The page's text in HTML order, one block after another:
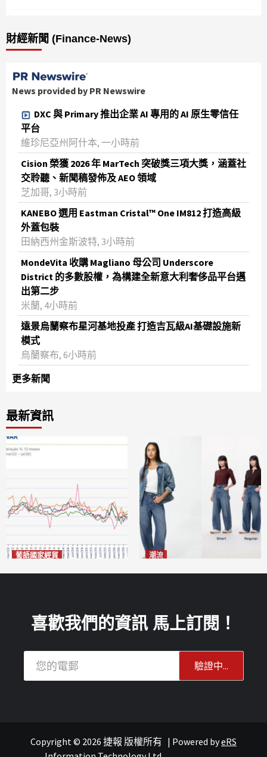
財經新聞 (Finance-News)
News provided by PR Newswire
DXC 與 Primary 推出企業 AI 專用的 AI 原生零信任
平台
維珍尼亞州阿什本, 一小時前
Cision 榮獲 2026 年 MarTech 突破獎三項大獎，涵蓋社
交聆聽、新聞稿發佈及 AEO 領域
芝加哥, 3小時前
KANEBO 選用 Eastman Cristal™ One IM812 打造高級
外蓋包裝
田納西州金斯波特, 3小時前
MondeVita 收購 Magliano 母公司 Underscore
District 的多數股權，為構建全新意大利奢侈品平台邁
出第二步
米蘭, 4小時前
遠景烏蘭察布星河基地投產 打造吉瓦級AI基礎設施新
模式
烏蘭察布, 6小時前
更多新聞
最新資訊
葡語國家經貿 潮流
重點新聞 澳聞
喜歡我們的資訊 馬上訂閱！
Copyright © 2026 捷報 版權所有 | Powered byeRS